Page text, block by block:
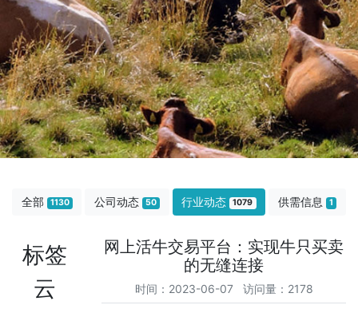
全部 1130 公司动态 50 行业动态 1079 供需信息 1
标签
云
网上活牛交易平台：实现牛只买卖
的无缝连接
时间：2023-06-07 访问量：2178